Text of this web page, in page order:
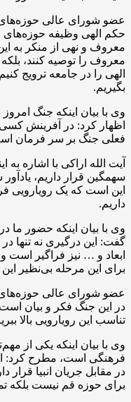
عضو شورای عالی حوزه‌های
حکم الهی وظیفه حوزه‌های
معروف و نهی از منکر به
معروف را توصیه کنند،
الهی را در جامعه ترویج
بگیریم.
وی با بیان اینکه جنگ
اظهار کرد: در آفرینش کسی
فعلی جنگ بر سر فرمان
آیت الله اراکی با اشاره
سهمگین قرار داریم،
این است که یک رویارویی
داریم.
وی با بیان اینکه حضور ما
گفت: این درگیری نه تنها در
ابعاد و … نیز فراگیر است
برای این مرحله بی‌نظیر این
عضو شورای عالی حوزه‌های
در این جنگ فکر و بیان
تناسب این رویارویی بالا
وی با بیان اینکه یکی از
فرهنگی است، مطرح کرد:
در مقابل جریان انبیا قرار
برای حوزه قم نیست بلکه